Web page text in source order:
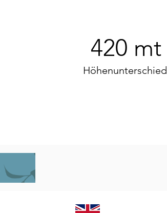
420 mt
Höhenunterschied